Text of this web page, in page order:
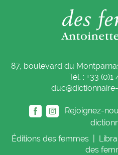
87, boulevard du
Tél. : +33 (0)1
Rejoignez-
Éditions des femmes
des